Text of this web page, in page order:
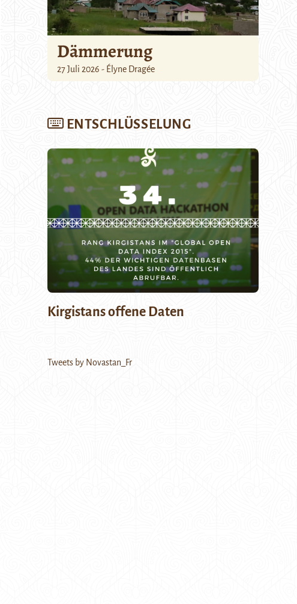
Dämmerung
27 Juli 2026 - Élyne Dragée
ENTSCHLÜSSELUNG
Kirgistans offene Daten
Tweets by Novastan_Fr